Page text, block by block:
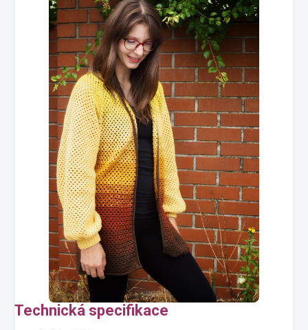
Technická specifikace